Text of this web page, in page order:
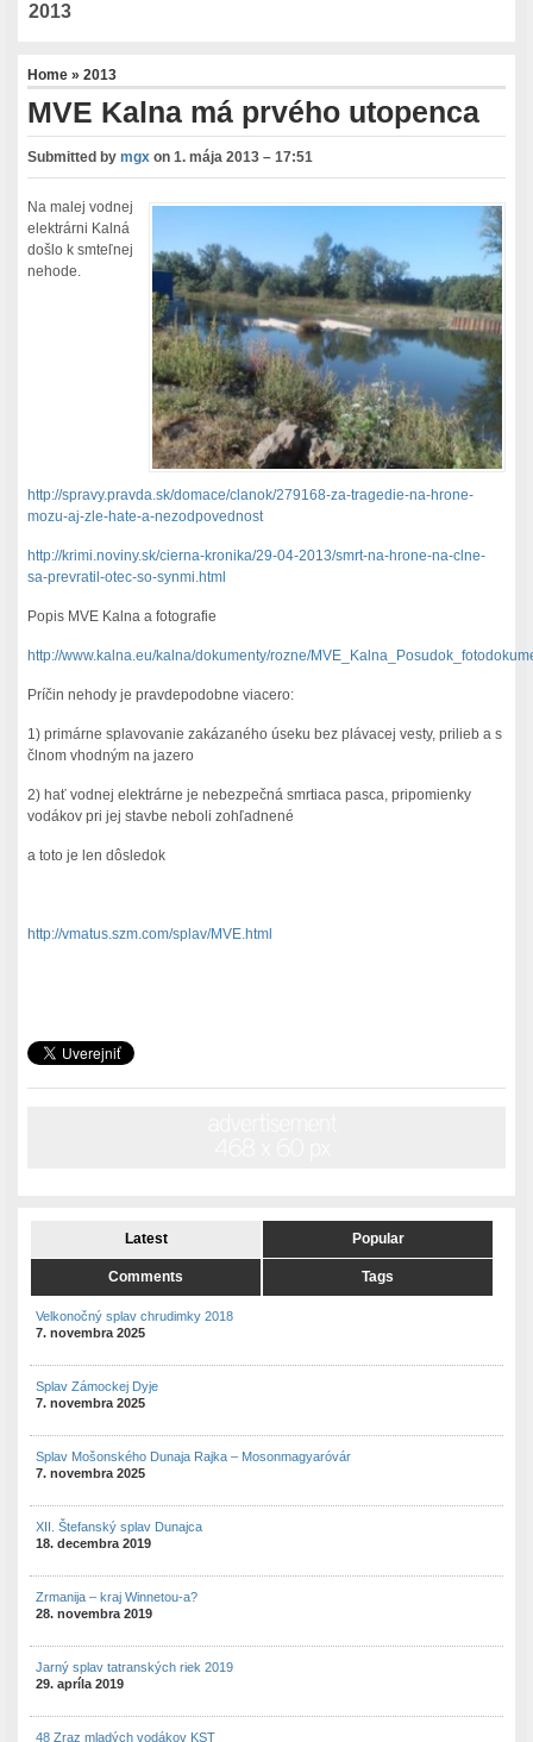
2013
Home»2013
MVE Kalna má prvého utopenca
Submitted bymgx on1. mája 2013 – 17:51
Na malej vodnej
elektrárni Kalná
došlo k smteľnej
nehode.
http://spravy.pravda.sk/domace/clanok/279168-za-tragedie-na-hrone-
mozu-aj-zle-hate-a-nezodpovednost
http://krimi.noviny.sk/cierna-kronika/29-04-2013/smrt-na-hrone-na-clne-
sa-prevratil-otec-so-synmi.html
Popis MVE Kalna a fotografie
http://www.kalna.eu/kalna/dokumenty/rozne/
Príčin nehody je pravdepodobne viacero:
1) primárne splavovanie zakázaného úseku bez plávacej vesty, prilieb a s
člnom vhodným na jazero
2) hať vodnej elektrárne je nebezpečná smrtiaca pasca, pripomienky
vodákov pri jej stavbe neboli zohľadnené
a toto je len dôsledok
http://vmatus.szm.com/splav/MVE.html
Latest Popular
Comments Tags
Velkonočný splav chrudimky 2018
7. novembra 2025
Splav Zámockej Dyje
7. novembra 2025
Splav Mošonského Dunaja Rajka – Mosonmagyaróvár
7. novembra 2025
XII. Štefanský splav Dunajca
18. decembra 2019
Zrmanija – kraj Winnetou-a?
28. novembra 2019
Jarný splav tatranských riek 2019
29. apríla 2019
48 Zraz mladých vodákov KST